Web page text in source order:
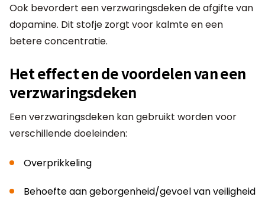
Ook bevordert een verzwaringsdeken de afgifte van
dopamine. Dit stofje zorgt voor kalmte en een
betere concentratie.
Het effect en de voordelen van een
verzwaringsdeken
Een verzwaringsdeken kan gebruikt worden voor
verschillende doeleinden:
Overprikkeling
Behoefte aan geborgenheid/gevoel van veiligheid